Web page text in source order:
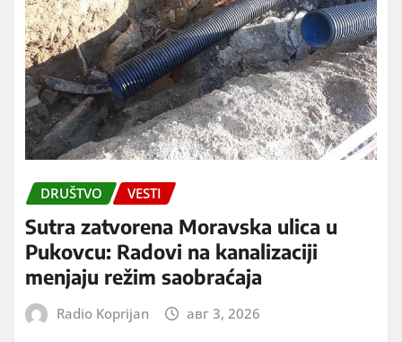
DRUŠTVO VESTI
Sutra zatvorena Moravska ulica u
Pukovcu: Radovi na kanalizaciji
menjaju režim saobraćaja
Radio Koprijan авг 3, 2026